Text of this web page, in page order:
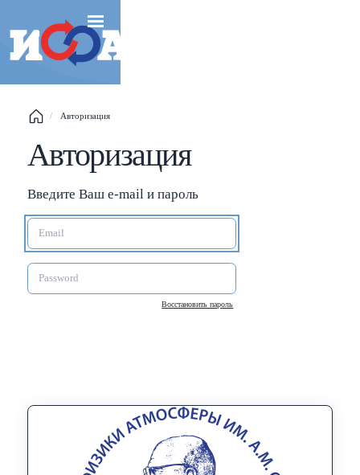
Авторизация
Авторизация
Введите Ваш e-mail и пароль
Восстановить пароль
Search popup /
←